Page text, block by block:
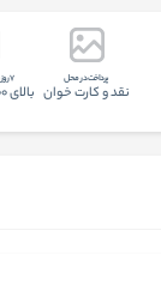
پرداخت در محل
نقد و کارت خوان
7 روز ضمانت بازگشت
بالای 100 هزار تومان